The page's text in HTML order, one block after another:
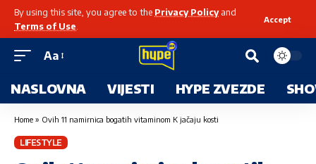
By using this site, you agree to the Privacy Policyand
Terms of Use
Accept
Aa
NASLOVNA VIJESTI HYPE ZVEZDE
Home » Ovih 11 namirnica bogatih vitaminom K jačaju kosti
LIFESTYLE